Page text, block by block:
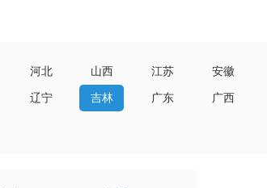
河北 山西 江苏 安徽
辽宁 吉林 广东 广西